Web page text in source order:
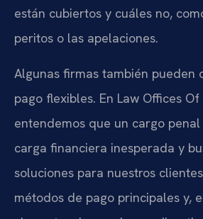
están cubiertos y cuáles no,
peritos o las apelaciones.
Algunas firmas también pueden
pago flexibles. En Law Offices Of
entendemos que un cargo
carga financiera inesperada y
soluciones para nuestros
métodos de pago principales y,